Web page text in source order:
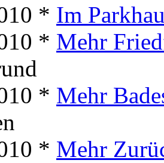
* Im
* Mehr
* Mehr
* Mehr